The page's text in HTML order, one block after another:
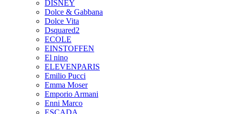
DISNEY
Dolce & Gabbana
Dolce Vita
Dsquared2
ECOLE
EINSTOFFEN
El nino
ELEVENPARIS
Emilio Pucci
Emma Moser
Emporio Armani
Enni Marco
ESCADA